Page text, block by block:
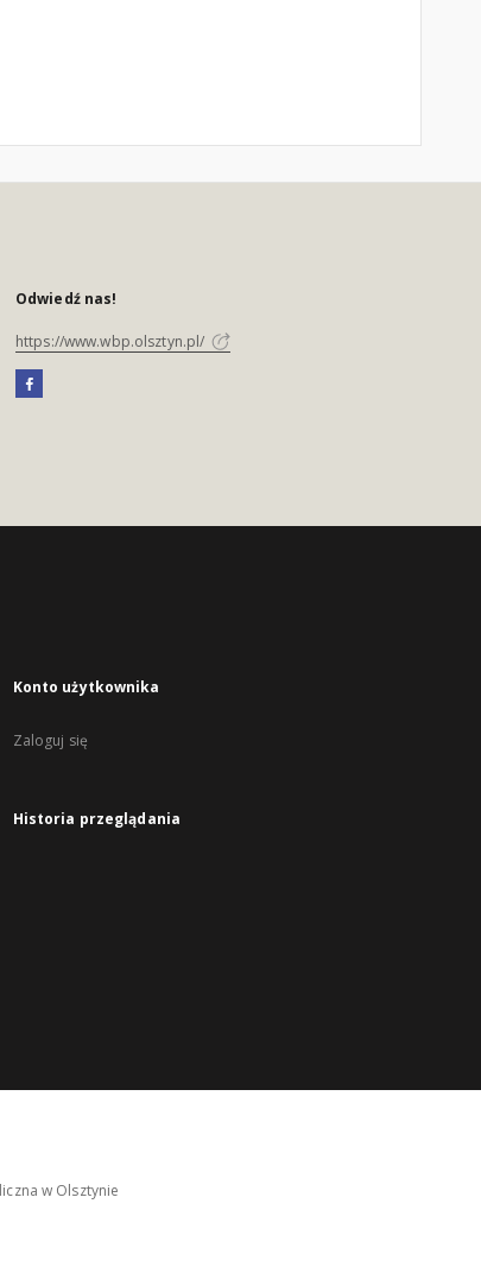
Odwiedź nas!
https://www.wbp.olsztyn.pl/
Konto użytkownika
Zaloguj się
Historia przeglądania
w Olsztynie